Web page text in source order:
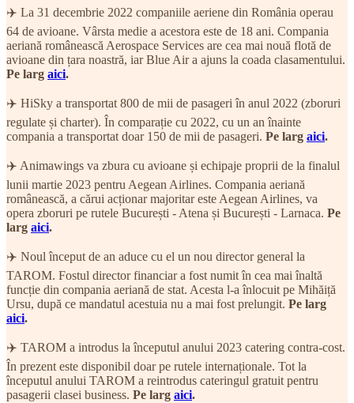
✈️ La 31 decembrie 2022 companiile aeriene din România operau
64 de avioane. Vârsta medie a acestora este de 18 ani. Compania
aeriană românească Aerospace Services are cea mai nouă flotă de
avioane din țara noastră, iar Blue Air a ajuns la coada clasamentului.
Pe larg aici.
✈️ HiSky a transportat 800 de mii de pasageri în anul 2022 (zboruri
regulate și charter). În comparație cu 2022, cu un an înainte
compania a transportat doar 150 de mii de pasageri. Pe larg aici.
✈️ Animawings va zbura cu avioane și echipaje proprii de la finalul
lunii martie 2023 pentru Aegean Airlines. Compania aeriană
românească, a cărui acționar majoritar este Aegean Airlines, va
opera zboruri pe rutele București - Atena și București - Larnaca. Pe
larg aici.
✈️ Noul început de an aduce cu el un nou director general la
TAROM. Fostul director financiar a fost numit în cea mai înaltă
funcție din compania aeriană de stat. Acesta l-a înlocuit pe Mihăiță
Ursu, după ce mandatul acestuia nu a mai fost prelungit. Pe larg
aici.
✈️ TAROM a introdus la începutul anului 2023 catering contra-cost.
În prezent este disponibil doar pe rutele internaționale. Tot la
începutul anului TAROM a reintrodus cateringul gratuit pentru
pasagerii clasei business. Pe larg aici.